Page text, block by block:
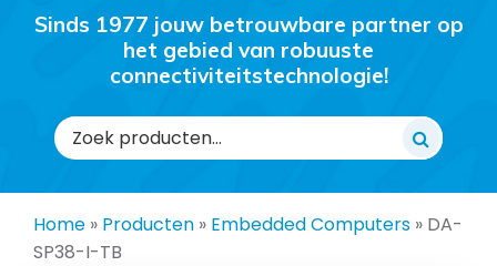
Sinds 1977 jouw betrouwbare partner op
het gebied van robuuste
connectiviteitstechnologie!
Zoeken
naar:
Home » Producten » Embedded Computers » DA-
SP38-I-TB